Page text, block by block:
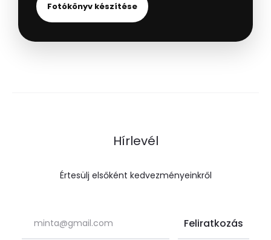
Fotókönyv készítése
Hírlevél
Értesülj elsőként kedvezményeinkről